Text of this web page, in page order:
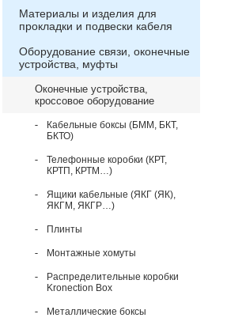
Материалы и изделия для
прокладки и подвески кабеля
Оборудование связи, оконечные
устройства, муфты
Оконечные устройства,
кроссовое оборудование
Кабельные боксы (БММ, БКТ,
БКТО)
Телефонные коробки (КРТ,
КРТП, КРТМ…)
Ящики кабельные (ЯКГ (ЯК),
ЯКГМ, ЯКГР…)
Плинты
Монтажные хомуты
Распределительные коробки
Kronection Box
Металлические боксы